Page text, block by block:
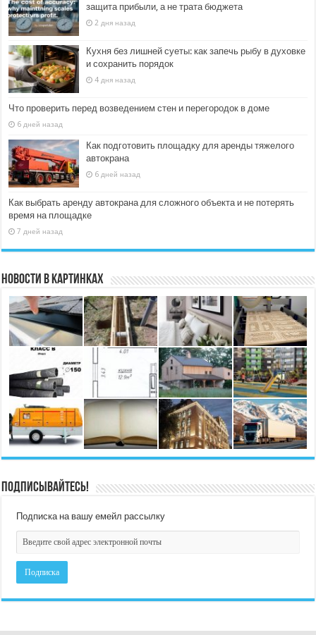
защита прибыли, а не трата бюджета
2 дня назад
Кухня без лишней суеты: как запечь рыбу в духовке
и сохранить порядок
4 дня назад
Что проверить перед возведением стен и перегородок в доме
6 дней назад
Как подготовить площадку для аренды тяжелого
автокрана
6 дней назад
Как выбрать аренду автокрана для сложного объекта и не потерять
время на площадке
7 дней назад
Новости в картинках
Подписывайтесь!
Подписка на вашу емейл рассылку